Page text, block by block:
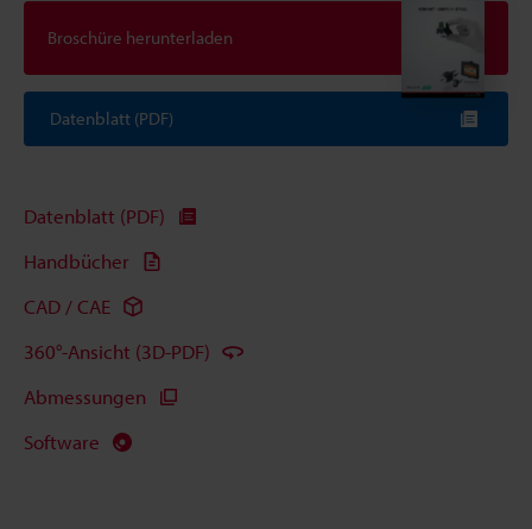
Broschüre herunterladen
Datenblatt (PDF)
Datenblatt (PDF)
Handbücher
CAD / CAE
360°-Ansicht (3D-PDF)
Abmessungen
Software